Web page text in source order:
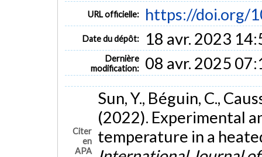
URL officielle: https://doi.org/
Date du dépôt: 18 avr. 2023
Dernière
modification:
08 avr. 2025
Citer
en
APA
Sun, Y., Béguin, C.,
(2022). Experimental
temperature in a